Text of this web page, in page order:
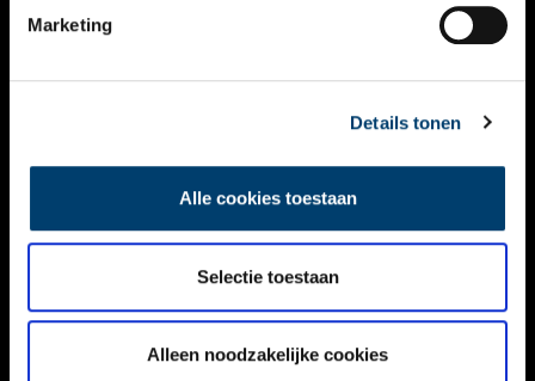
Marketing
Details tonen
Alle cookies toestaan
Selectie toestaan
Alleen noodzakelijke cookies
NIEUWSBRIEF
DISCLAIMER
TOEGANKELIJKHEID
Volg ONH op social media